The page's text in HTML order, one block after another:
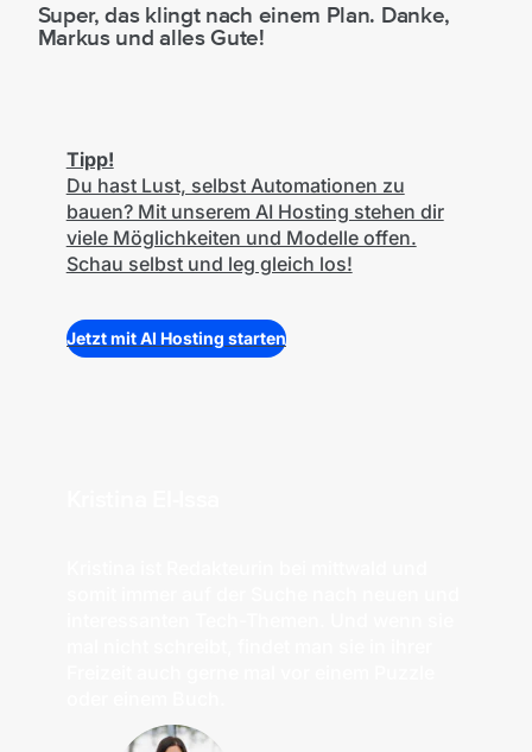
Super, das klingt nach einem Plan. Danke,
Markus und alles Gute!
Tipp!
Du hast Lust, selbst Automationen zu
bauen? Mit unserem AI Hosting stehen dir
viele Möglichkeiten und Modelle offen.
Schau selbst und leg gleich los!
Jetzt mit AI Hosting starten